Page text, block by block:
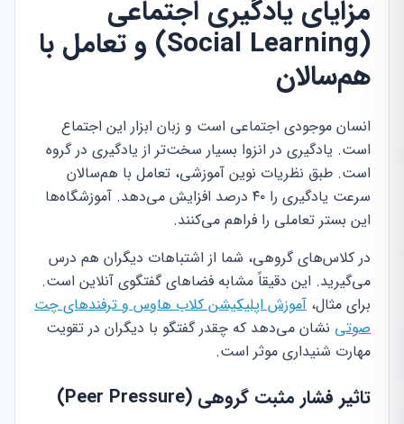
مزایای یادگیری اجتماعی
(Social Learning) و تعامل با
هم‌سالان
انسان موجودی اجتماعی است و زبان ابزار این اجتماع
است. یادگیری در انزوا بسیار سخت‌تر از یادگیری در گروه
است. طبق نظریات نوین آموزشی، تعامل با هم‌سالان
سرعت یادگیری را ۴۰ درصد افزایش می‌دهد. آموزشگاه‌ها
این بستر تعاملی را فراهم می‌کنند.
در کلاس‌های گروهی، شما از اشتباهات دیگران هم درس
می‌گیرید. این دقیقاً مشابه فضاهای گفتگوی آنلاین است.
برای مثال، آموزش اپلیکیشن کلاب هاوس و ترفندهای چت
صوتی نشان می‌دهد که چقدر گفتگو با دیگران در تقویت
مهارت شنیداری موثر است.
تاثیر فشار مثبت گروهی (Peer Pressure)